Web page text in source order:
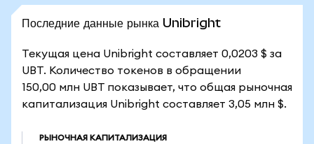
Последние данные рынка Unibright
Текущая цена Unibright составляет 0,0203 $ за
UBT. Количество токенов в обращении
150,00 млн UBT показывает, что общая рыночная
капитализация Unibright составляет 3,05 млн $.
РЫНОЧНАЯ КАПИТАЛИЗАЦИЯ